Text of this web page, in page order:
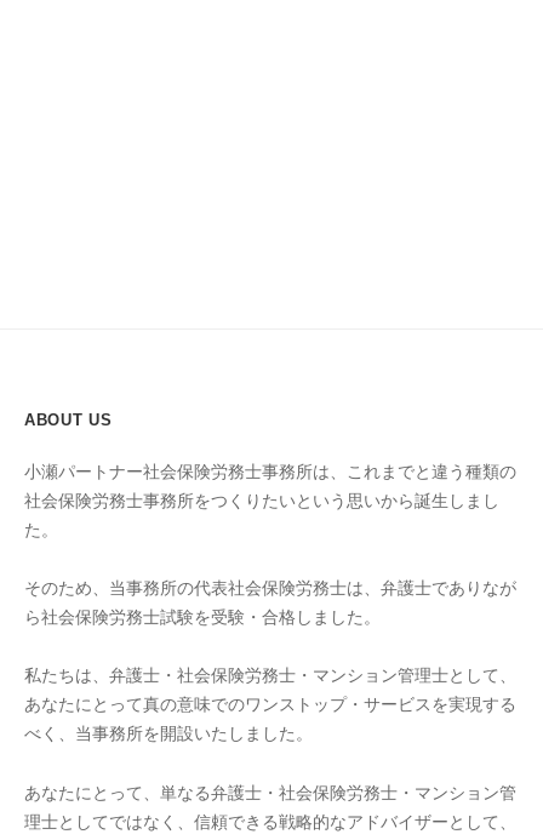
ABOUT US
小瀬パートナー社会保険労務士事務所は、これまでと違う種類の
社会保険労務士事務所をつくりたいという思いから誕生しまし
た。
そのため、当事務所の代表社会保険労務士は、弁護士でありなが
ら社会保険労務士試験を受験・合格しました。
私たちは、弁護士・社会保険労務士・マンション管理士として、
あなたにとって真の意味でのワンストップ・サービスを実現する
べく、当事務所を開設いたしました。
あなたにとって、単なる弁護士・社会保険労務士・マンション管
理士としてではなく、信頼できる戦略的なアドバイザーとして、